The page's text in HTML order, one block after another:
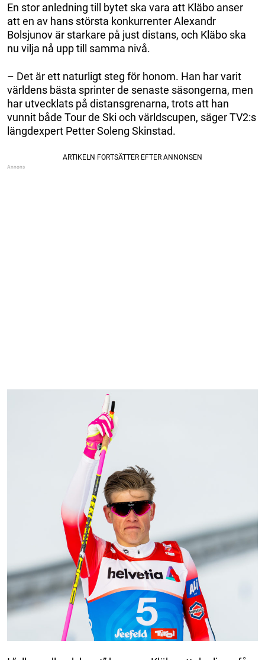
En stor anledning till bytet ska vara att Kläbo anser
att en av hans största konkurrenter Alexandr
Bolsjunov är starkare på just distans, och Kläbo ska
nu vilja nå upp till samma nivå.
– Det är ett naturligt steg för honom. Han har varit
världens bästa sprinter de senaste säsongerna, men
har utvecklats på distansgrenarna, trots att han
vunnit både Tour de Ski och världscupen, säger TV2:s
längdexpert Petter Soleng Skinstad.